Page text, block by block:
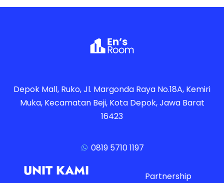
Depok Mall, Ruko, Jl. Margonda Raya No.18A, Kemiri
Muka, Kecamatan Beji, Kota Depok, Jawa Barat
16423
0819 5710 1197
UNIT KAMI
Partnership